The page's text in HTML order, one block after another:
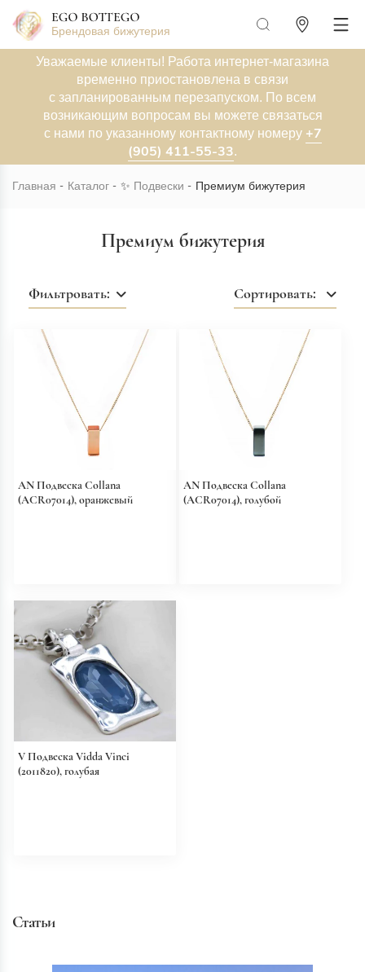
Брендовая бижутерия
Уважаемые клиенты! Работа интернет-магазина
временно приостановлена в связи
с запланированным перезапуском. По всем
возникающим вопросам вы можете связаться
с нами по указанному контактному номеру +7
(905) 411-55-33.
Главная Каталог ✨ Подвески Премиум бижутерия
Премиум бижутерия
Фильтровать: Сортировать:
AN Подвеска Collana
(ACR07014), оранжевый
AN Подвеска Collana
(ACR07014), голубой
V Подвеска Vidda Vinci
(2011820), голубая
Статьи